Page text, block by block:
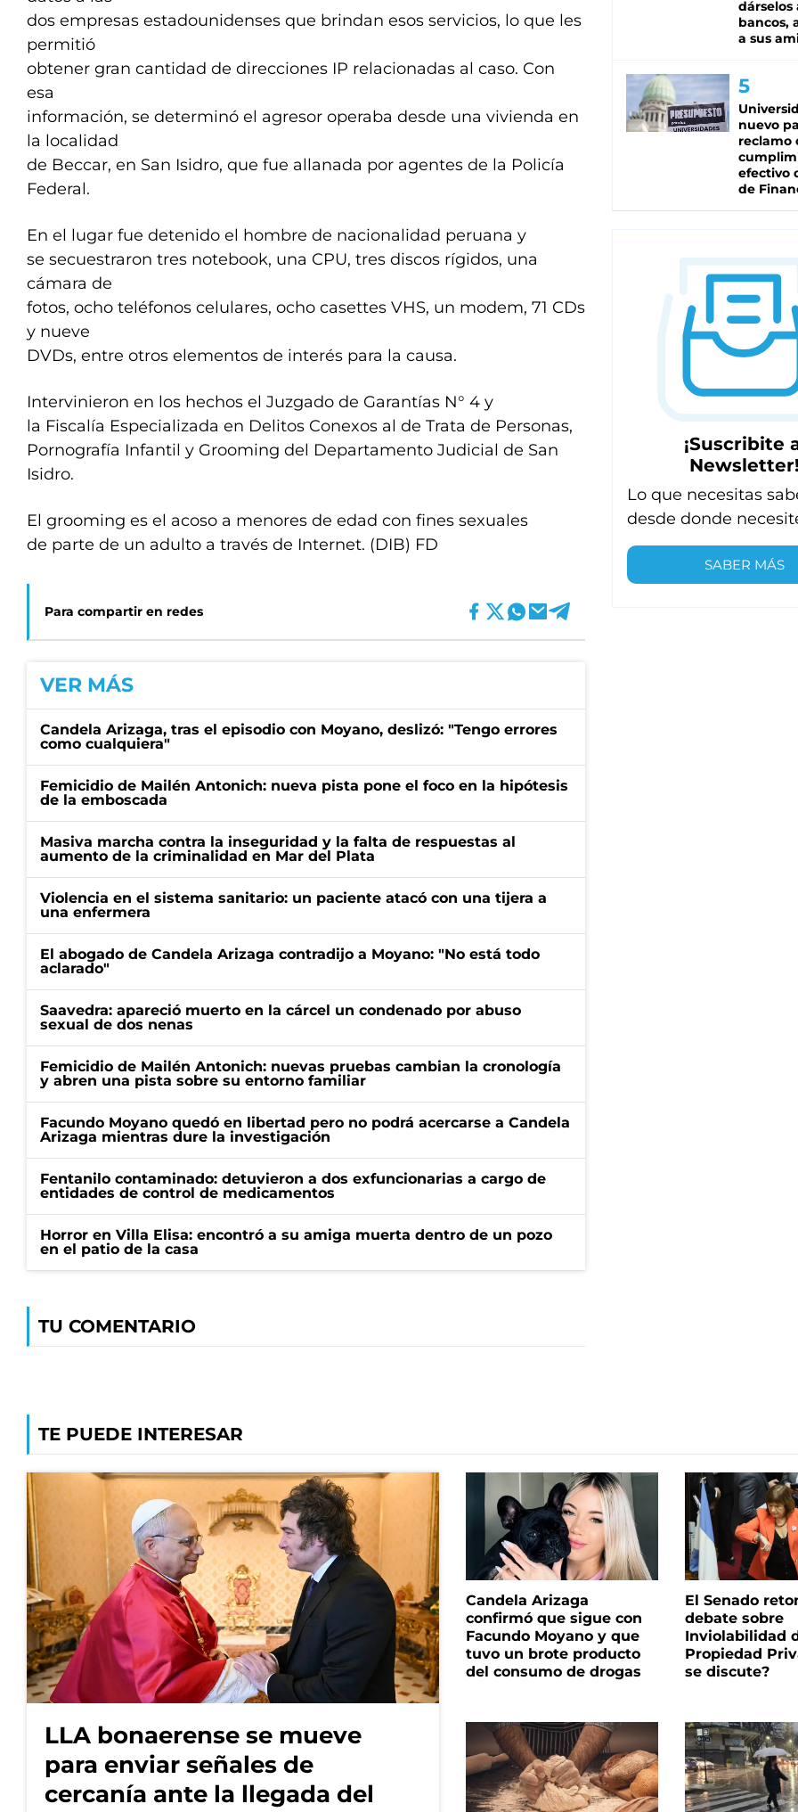
dos empresas estadounidenses que brindan esos servicios, lo que les
permitió
obtener gran cantidad de direcciones IP relacionadas al caso. Con
esa
información, se determinó el agresor operaba desde una vivienda en
la localidad
de Beccar, en San Isidro, que fue allanada por agentes de la Policía
Federal.
En el lugar fue detenido el hombre de nacionalidad peruana y
se secuestraron tres notebook, una CPU, tres discos rígidos, una
cámara de
fotos, ocho teléfonos celulares, ocho casettes VHS, un modem, 71 CDs
y nueve
DVDs, entre otros elementos de interés para la causa.
Intervinieron en los hechos el Juzgado de Garantías N° 4 y
la Fiscalía Especializada en Delitos Conexos al de Trata de Personas,
Pornografía Infantil y Grooming del Departamento Judicial de San
Isidro.
El grooming es el acoso a menores de edad con fines sexuales
de parte de un adulto a través de Internet. (DIB) FD
Para compartir en redes
VER MÁS
Candela Arizaga, tras el episodio con Moyano, deslizó: "Tengo errores
como cualquiera"
Femicidio de Mailén Antonich: nueva pista pone el foco en la hipótesis
de la emboscada
Masiva marcha contra la inseguridad y la falta de respuestas al
aumento de la criminalidad en Mar del Plata
Violencia en el sistema sanitario: un paciente atacó con una tijera a
una enfermera
El abogado de Candela Arizaga contradijo a Moyano: "No está todo
aclarado"
Saavedra: apareció muerto en la cárcel un condenado por abuso
sexual de dos nenas
Femicidio de Mailén Antonich: nuevas pruebas cambian la cronología
y abren una pista sobre su entorno familiar
Facundo Moyano quedó en libertad pero no podrá acercarse a Candela
Arizaga mientras dure la investigación
Fentanilo contaminado: detuvieron a dos exfuncionarias a cargo de
entidades de control de medicamentos
Horror en Villa Elisa: encontró a su amiga muerta dentro de un pozo
en el patio de la casa
TU COMENTARIO
dárselos
bancos,
a sus
nuevo
reclamo
efectivo
de
¡Suscribite
Newsletter!
Lo que necesitas
desde donde
SABER MÁS
TE PUEDE INTERESAR
LLA bonaerense se mueve
para enviar señales de
cercanía ante la llegada del
Candela Arizaga
confirmó que sigue con
Facundo Moyano y que
tuvo un brote producto
del consumo de drogas
El Senado
debate sobre
Inviolabilidad
Propiedad
se discute?